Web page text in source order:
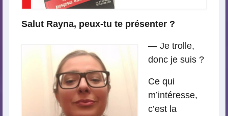
Salut Rayna, peux-tu te présenter ?
— Je trolle,
donc je suis ?
Ce qui
m’intéresse,
c’est la